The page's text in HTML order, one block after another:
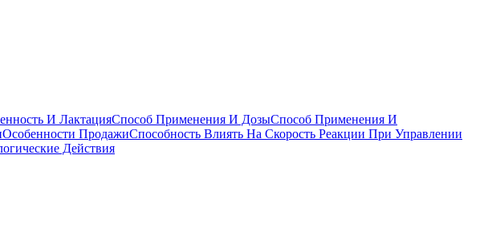
И ЛактацияСпособ Применения И ДозыСпособ Применения И
Особенности ПродажиСпособность Влиять На Скорость Реакции При Управлении
Действия